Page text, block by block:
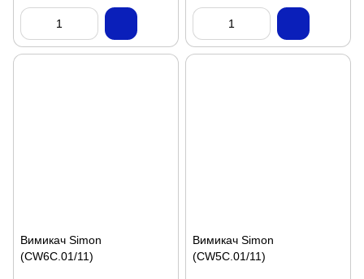
Вимикач Simon
(CW6C.01/11)
Вимикач Simon
(CW5C.01/11)